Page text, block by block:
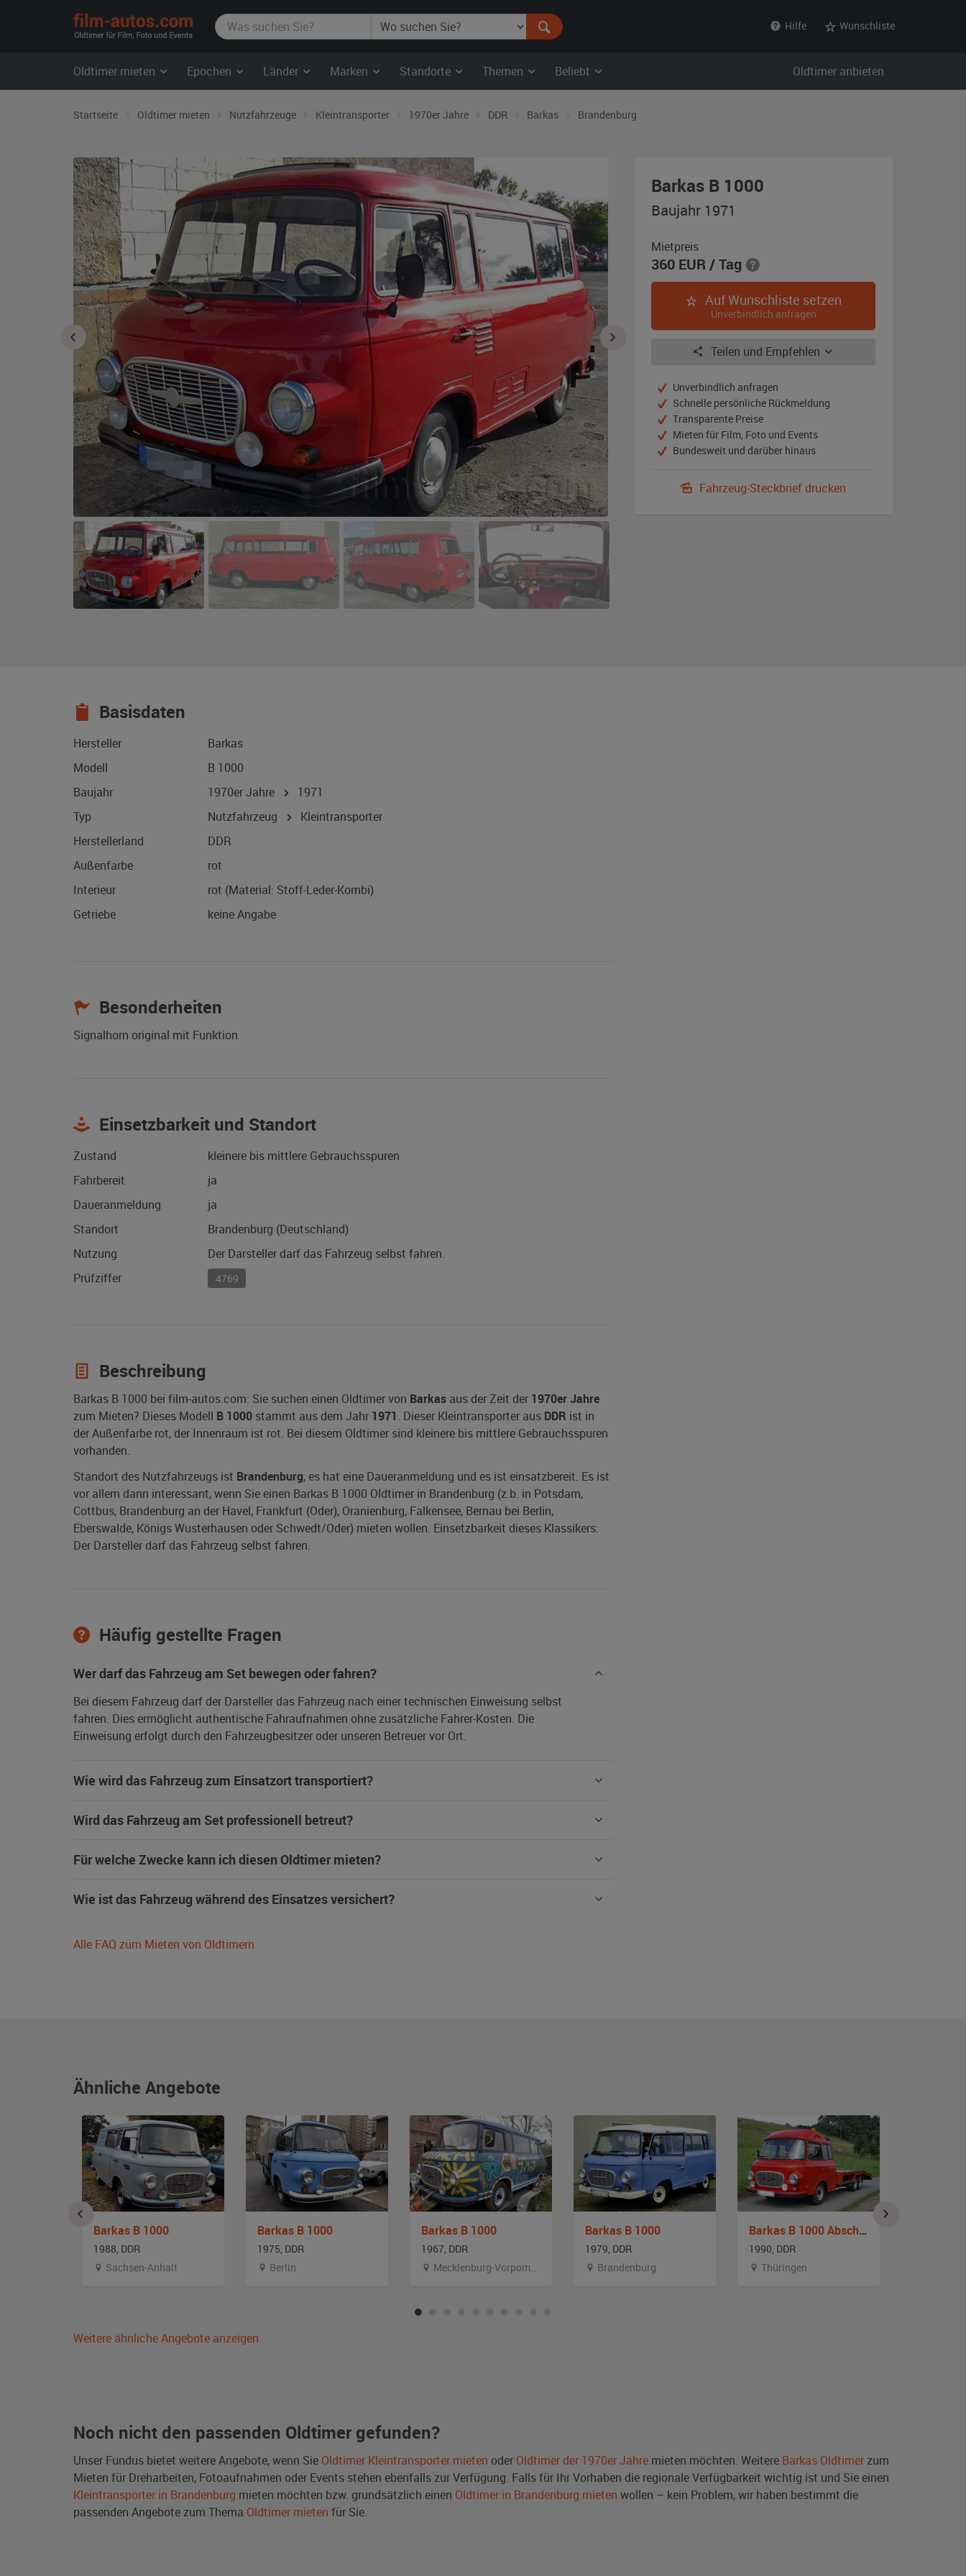
film-
autos.com
Hilfe Wunschliste
Oldtimer mieten Epochen Länder Marken Standorte Themen Beliebt Oldtimer anbieten
Startseite Oldtimer mieten Nutzfahrzeuge Kleintransporter 1970er Jahre DDR Barkas Brandenburg
Barkas B 1000
Baujahr 1971
Mietpreis
360 EUR/ Tag
Auf Wunschliste setzen
Unverbindlich anfragen
Teilen und Empfehlen
Unverbindlich anfragen
Schnelle persönliche Rückmeldung
Transparente Preise
Mieten für Film, Foto und Events
Bundesweit und darüber hinaus
Fahrzeug-Steckbrief drucken
Basisdaten
Hersteller
Barkas
Modell
B 1000
Baujahr
1970er Jahre
1971
Typ
Nutzfahrzeug
Kleintransporter
Herstellerland
DDR
Außenfarbe
rot
Interieur
rot (Material: Stoff-Leder-Kombi)
Getriebe
keine Angabe
Besonderheiten
Signalhorn original mit Funktion
Einsetzbarkeit und Standort
Zustand
kleinere bis mittlere Gebrauchsspuren
Fahrbereit
ja
Daueranmeldung
ja
Standort
Brandenburg (Deutschland)
Nutzung
Der Darsteller darf das Fahrzeug selbst fahren.
Prüfziffer
4769
Beschreibung
Barkas B 1000 bei film-autos.com: Sie suchen einen Oldtimer von Barkas aus der Zeit der 1970er Jahre
zum Mieten? Dieses Modell B 1000 stammt aus dem Jahr 1971. Dieser Kleintransporter aus DDR ist in
der Außenfarbe rot, der Innenraum ist rot. Bei diesem Oldtimer sind kleinere bis mittlere Gebrauchsspuren
vorhanden.
Standort des Nutzfahrzeugs ist Brandenburg, es hat eine Daueranmeldung und es ist einsatzbereit. Es ist
vor allem dann interessant, wenn Sie einen Barkas B 1000 Oldtimer in Brandenburg (z.b. in Potsdam,
Cottbus, Brandenburg an der Havel, Frankfurt (Oder), Oranienburg, Falkensee, Bernau bei Berlin,
Eberswalde, Königs Wusterhausen oder Schwedt/Oder) mieten wollen. Einsetzbarkeit dieses Klassikers:
Der Darsteller darf das Fahrzeug selbst fahren.
Häufig gestellte Fragen
Wer darf das Fahrzeug am Set bewegen oder fahren?
Bei diesem Fahrzeug darf der Darsteller das Fahrzeug nach einer technischen Einweisung selbst
fahren. Dies ermöglicht authentische Fahraufnahmen ohne zusätzliche Fahrer-Kosten. Die
Einweisung erfolgt durch den Fahrzeugbesitzer oder unseren Betreuer vor Ort.
Wie wird das Fahrzeug zum Einsatzort transportiert?
Wird das Fahrzeug am Set professionell betreut?
Für welche Zwecke kann ich diesen Oldtimer mieten?
Wie ist das Fahrzeug während des Einsatzes versichert?
Alle FAQ zum Mieten von Oldtimern
Ähnliche Angebote
Barkas B 1000
1988, DDR
Sachsen-Anhalt
Barkas B 1000
1975, DDR
Berlin
Barkas B 1000
1967, DDR
Mecklenburg-Vorpommern
Barkas B 1000
1979, DDR
Brandenburg
Barkas B 1000 Abschlepper
1990, DDR
Thüringen
Weitere ähnliche Angebote anzeigen
Noch nicht den passenden Oldtimer gefunden?
Unser Fundus bietet weitere Angebote, wenn Sie Oldtimer Kleintransporter mieten oder Oldtimer der 1970er Jahre mieten möchten. Weitere Barkas Oldtimer zum
Mieten für Dreharbeiten, Fotoaufnahmen oder Events stehen ebenfalls zur Verfügung. Falls für Ihr Vorhaben die regionale Verfügbarkeit wichtig ist und Sie einen
Kleintransporter in Brandenburg mieten möchten bzw. grundsätzlich einen Oldtimer in Brandenburg mieten wollen – kein Problem, wir haben bestimmt die
passenden Angebote zum Thema Oldtimer mieten für Sie.